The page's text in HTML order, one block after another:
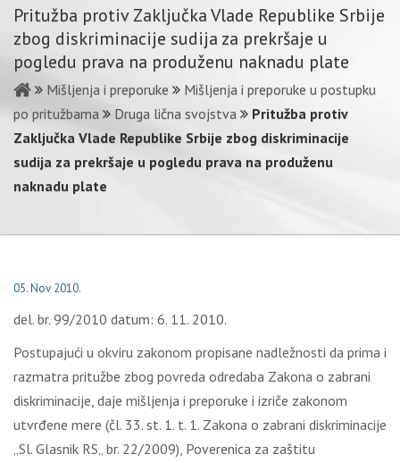
Pritužba protiv Zaključka Vlade Republike Srbije
zbog diskriminacije sudija za prekršaje u
pogledu prava na produženu naknadu plate
Mišljenja i preporuke
Mišljenja i preporuke u postupku
po pritužbama
Druga lična svojstva
Pritužba protiv
Zaključka Vlade Republike Srbije zbog diskriminacije
sudija za prekršaje u pogledu prava na produženu
naknadu plate
05. Nov 2010.
del. br. 99/2010 datum: 6. 11. 2010.
Postupajući u okviru zakonom propisane nadležnosti da prima i
razmatra pritužbe zbog povreda odredaba Zakona o zabrani
diskriminacije, daje mišljenja i preporuke i izriče zakonom
utvrđene mere (čl. 33. st. 1. t. 1. Zakona o zabrani diskriminacije
„Sl. Glasnik RS„ br. 22/2009), Poverenica za zaštitu